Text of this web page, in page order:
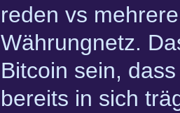
reden vs
Währungnetz.
Bitcoin sein,
bereits in sich